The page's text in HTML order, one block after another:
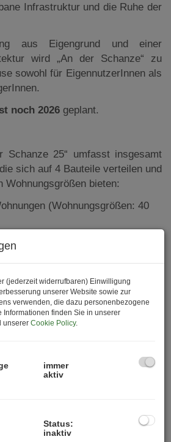
Infrastruktur und die Ruhe der
aus Eigengrund und einer
wird „An der Schanze“ zu
sowohl für EigennutzerInnen als
noch 2026 geplant.
Schanze 25“ umfasst insgesamt
sich auf 4 Bauteile verteilen und
Wohnungsgrößen bieten:
(Wohnungsgrößen: 40
(Serviced Apartments)
(Wohnungsgrößen: 35
Wohnungen bietet hochwertige
wie Balkone, Terrassen
Wohnung befindet sich auf
(jederzeit widerrufbaren) Einwilligung
unserer Website sowie zur
verwenden, die dazu personenbezogene
Informationen finden Sie in unserer
unserer Cookie Policy.
immer
aktiv
Status:
inaktiv